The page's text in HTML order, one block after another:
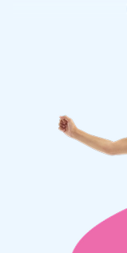
Softplay
speelelementen in
rechthoeken,
samenstelling van
door JB gedaan.
onderhoud. De
binnen als buiten
te maken. Nog
Dino, Rollercoaster,